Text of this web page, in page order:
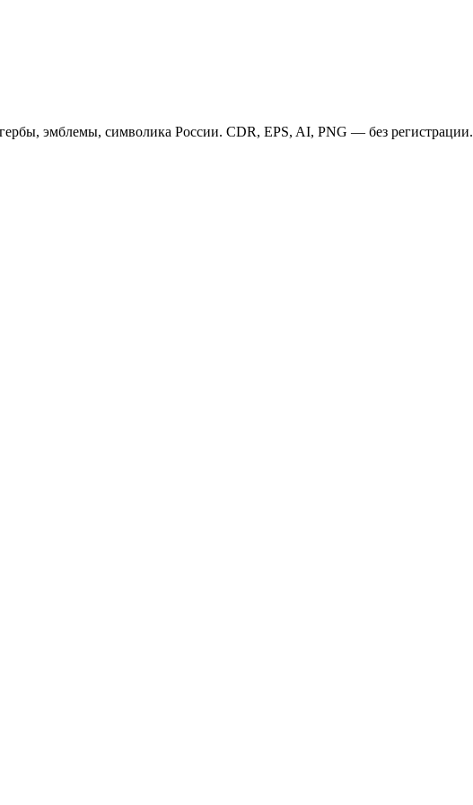
эмблемы, символика России. CDR, EPS, AI, PNG — без регистрации.